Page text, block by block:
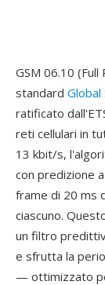
GSM 06.10
standard
ratificato
reti cellulari in
13 kbit/s,
con predizione
frame di 20 ms
ciascuno.
un filtro
e sfrutta la
— ottimizzato